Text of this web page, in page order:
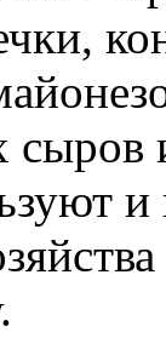
и